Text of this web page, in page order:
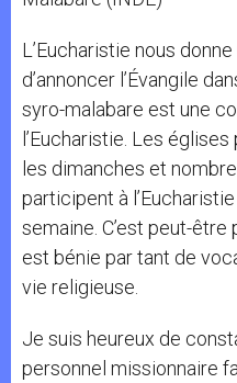
L’Eucharistie nous
d’annoncer l’Évangile
syro-malabare est une
l’Eucharistie. Les
les dimanches et
participent à
semaine. C’est peut-
est bénie par tant de
vie religieuse.
Je suis heureux de
personnel missionnaire